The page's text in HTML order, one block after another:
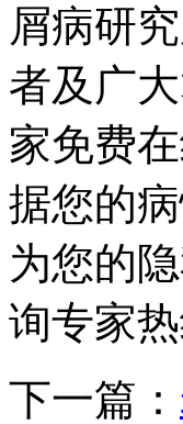
屑病研
者及广
家免费
据您的
为您的
询专家
下一篇：